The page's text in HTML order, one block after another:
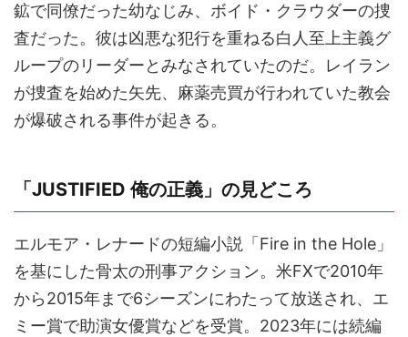
鉱で同僚だった幼なじみ、ボイド・クラウダーの捜
査だった。彼は凶悪な犯行を重ねる白人至上主義グ
ループのリーダーとみなされていたのだ。レイラン
が捜査を始めた矢先、麻薬売買が行われていた教会
が爆破される事件が起きる。
「JUSTIFIED 俺の正義」の見どころ
エルモア・レナードの短編小説「Fire in the Hole」
を基にした骨太の刑事アクション。米FXで2010年
から2015年まで6シーズンにわたって放送され、エ
ミー賞で助演女優賞などを受賞。2023年には続編